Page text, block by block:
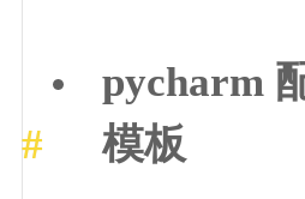
pycharm
模板